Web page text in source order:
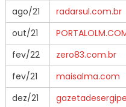
ago/21 radarsul.com.br
out/21
fev/22
zero83.com.br
fev/21
maisalma.com
dez/21